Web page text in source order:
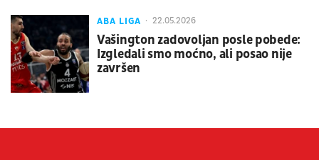
ABA LIGA 22.05.2026
Vašington zadovoljan posle pobede:
Izgledali smo moćno, ali posao nije
završen